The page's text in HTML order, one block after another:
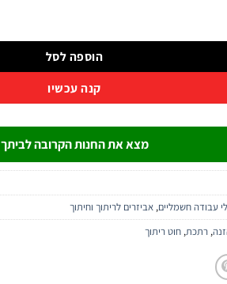
הוספה לסל
קנה עכשיו
מצא את החנות הקרובה לביתך
עבודה חשמליים, אביזרים לריתוך וחיתוך
, רתכת, חוט ריתוך